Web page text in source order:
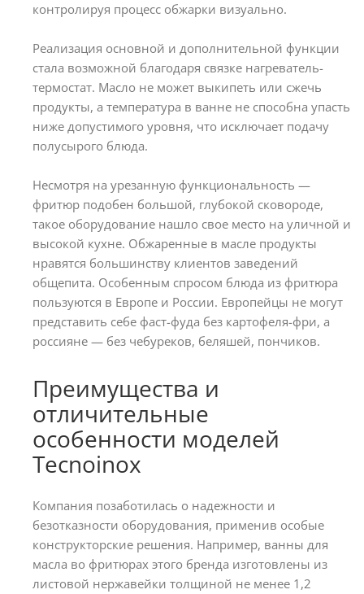
контролируя процесс обжарки визуально.
Реализация основной и дополнительной функции
стала возможной благодаря связке нагреватель-
термостат. Масло не может выкипеть или сжечь
продукты, а температура в ванне не способна упасть
ниже допустимого уровня, что исключает подачу
полусырого блюда.
Несмотря на урезанную функциональность —
фритюр подобен большой, глубокой сковороде,
такое оборудование нашло свое место на уличной и
высокой кухне. Обжаренные в масле продукты
нравятся большинству клиентов заведений
общепита. Особенным спросом блюда из фритюра
пользуются в Европе и России. Европейцы не могут
представить себе фаст-фуда без картофеля-фри, а
россияне — без чебуреков, беляшей, пончиков.
Преимущества и
отличительные
особенности моделей
Tecnoinox
Компания позаботилась о надежности и
безотказности оборудования, применив особые
конструкторские решения. Например, ванны для
масла во фритюрах этого бренда изготовлены из
листовой нержавейки толщиной не менее 1,2